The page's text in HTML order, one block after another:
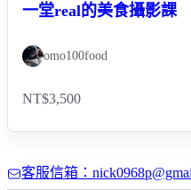
一堂real的美食攝影課
omo100food
NT$3,500
客服信箱：